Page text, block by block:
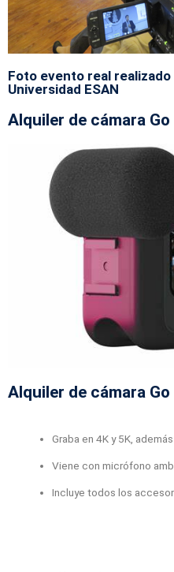
Foto evento real realizado
Universidad ESAN
Alquiler de cámara
Alquiler de cámara
Graba en 4K y 5K,
Viene con micrófono
Incluye todos los